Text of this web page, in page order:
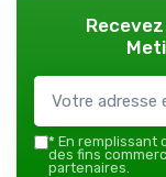
* En remplissant
des fins
partenaires.